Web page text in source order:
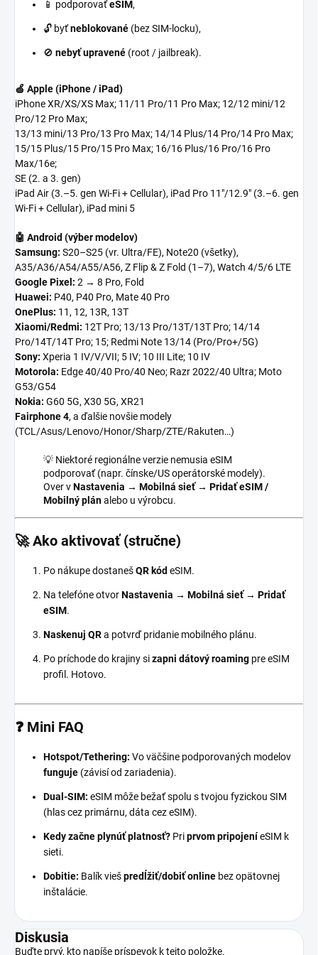
📱 podporovaťeSIM,
🔓 byťneblokované (bez SIM-locku),
🚫 nebyť upravené (root / jailbreak).
🍏 Apple (iPhone / iPad)
iPhone XR/XS/XS Max; 11/11 Pro/11 Pro Max; 12/12 mini/12
Pro/12 Pro Max;
13/13 mini/13 Pro/13 Pro Max; 14/14 Plus/14 Pro/14 Pro Max;
15/15 Plus/15 Pro/15 Pro Max; 16/16 Plus/16 Pro/16 Pro
Max/16e;
SE (2. a 3. gen)
iPad Air (3.–5. gen Wi-Fi + Cellular), iPad Pro 11"/12.9" (3.–6. gen
Wi-Fi + Cellular), iPad mini 5
🤖 Android (výber modelov)
Samsung: S20–S25 (vr. Ultra/FE), Note20 (všetky),
A35/A36/A54/A55/A56, Z Flip & Z Fold (1–7), Watch 4/5/6 LTE
Google Pixel: 2 → 8 Pro, Fold
Huawei: P40, P40 Pro, Mate 40 Pro
OnePlus: 11, 12, 13R, 13T
Xiaomi/Redmi: 12T Pro; 13/13 Pro/13T/13T Pro; 14/14
Pro/14T/14T Pro; 15; Redmi Note 13/14 (Pro/Pro+/5G)
Sony: Xperia 1 IV/V/VII; 5 IV; 10 III Lite; 10 IV
Motorola: Edge 40/40 Pro/40 Neo; Razr 2022/40 Ultra; Moto
G53/G54
Nokia: G60 5G, X30 5G, XR21
Fairphone 4, a ďalšie novšie modely
(TCL/Asus/Lenovo/Honor/Sharp/ZTE/Rakuten…)
💡 Niektoré regionálne verzie nemusia eSIM
podporovať (napr. čínske/US operátorské modely).
Over vNastavenia → Mobilná sieť → Pridať eSIM /
Mobilný plánalebo u výrobcu.
🚀 Ako aktivovať (stručne)
Po nákupe dostanešQR kód eSIM.
Na telefóne otvorNastavenia → Mobilná sieť → Pridať
eSIM.
Naskenuj QRa potvrď pridanie mobilného plánu.
Po príchode do krajiny sizapni dátový roaming pre eSIM
profil. Hotovo.
❓ Mini FAQ
Hotspot/Tethering: Vo väčšine podporovaných modelov
funguje (závisí od zariadenia).
Dual-SIM: eSIM môže bežať spolu s tvojou fyzickou SIM
(hlas cez primárnu, dáta cez eSIM).
Kedy začne plynúť platnosť? Priprvom pripojeníeSIM k
sieti.
Dobitie: Balík viešpredĺžiť/dobiť online bez opätovnej
inštalácie.
Diskusia
Buďte prvý, kto napíše príspevok k tejto položke.